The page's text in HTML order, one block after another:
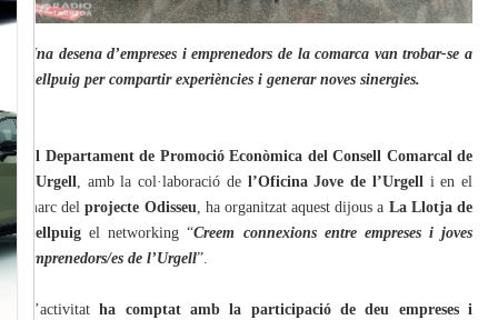
Una desena d’empreses i emprenedors de la comarca van trobar-se a
Bellpuig per compartir experiències i generar noves sinergies.
El Departament de Promoció Econòmica del Consell Comarcal de
l’Urgell , amb la col·laboració de l’Oficina Jove de l’Urgell i en el
marc delprojecte Odisseu , ha organitzat aquest dijous a La Llotja de
Bellpuig el networking “Creem connexions entre empreses i joves
emprenedors/es de l’Urgell”.
L’activitatha comptat amb la participació de deu empreses i